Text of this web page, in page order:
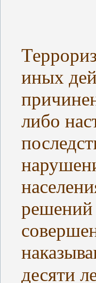
иных
либо
решений
десяти